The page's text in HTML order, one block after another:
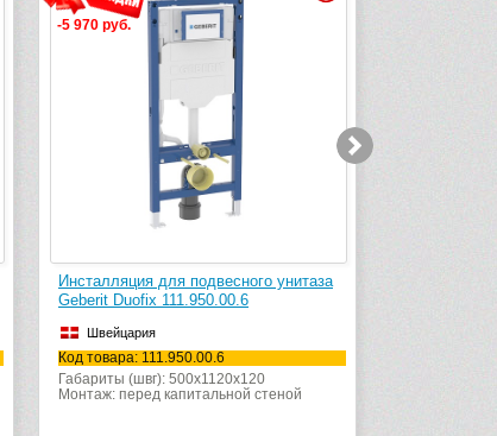
Инсталляция для подвесного унитаза
Geberit Duofix UP320 111.362.00.5
Швейцария
Код товара: 111.362.00.5
Габариты (швг): 500x1120x12